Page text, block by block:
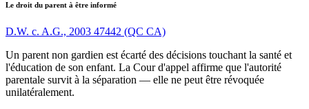
Le droit du parent à être informé
D.W. c. A.G., 2003 47442 (QC CA)
Un parent non gardien est écarté des décisions touchant la santé et
l'éducation de son enfant. La Cour d'appel affirme que l'autorité
parentale survit à la séparation — elle ne peut être révoquée
unilatéralement.